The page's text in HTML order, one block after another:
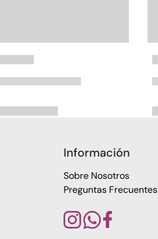
Información
Sobre Nosotros
Preguntas Frecuentes